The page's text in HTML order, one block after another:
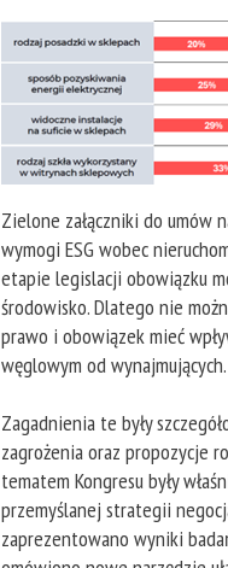
Zielone załączniki do umów
wymogi ESG wobec
etapie legislacji obowiązku
środowisko. Dlatego nie
prawo i obowiązek mieć
węglowym od wynajmujących.
Zagadnienia te były
zagrożenia oraz propozycje
tematem Kongresu były
przemyślanej strategii
zaprezentowano wyniki